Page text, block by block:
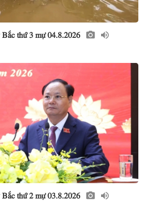
thứ 3 mự 04.8.2026
thứ 2 mự 03.8.2026